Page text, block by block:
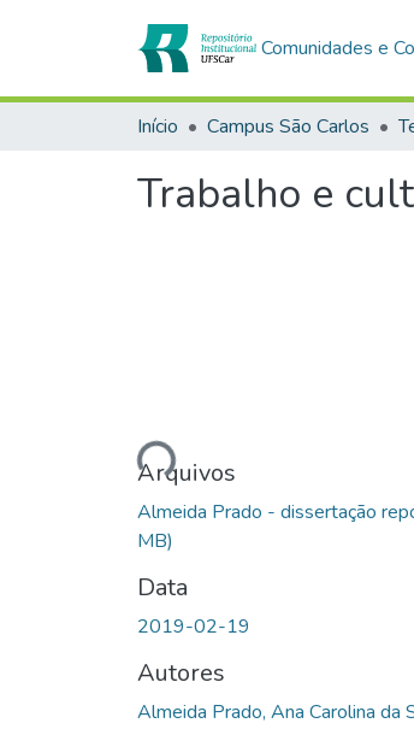
Comunidades e
Início Campus São Carlos
Trabalho e
Carregando...
Arquivos
Almeida Prado - dissertação
MB)
Data
2019-02-19
Autores
Almeida Prado, Ana Carolina da